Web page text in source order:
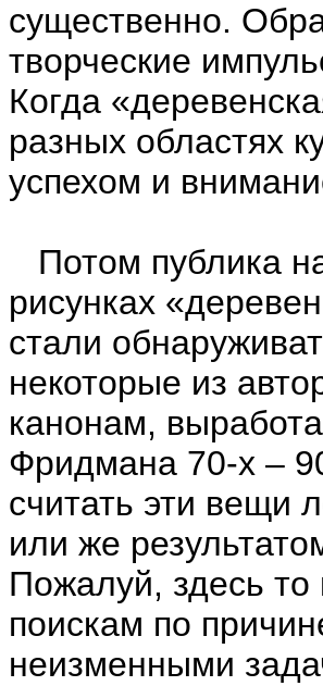
существенно.
творческие
Когда
разных областях
успехом и
Потом публика
рисунках
стали
некоторые из
канонам,
Фридмана 70-х –
считать эти вещи
или же
Пожалуй, здесь то
поискам по
неизменными